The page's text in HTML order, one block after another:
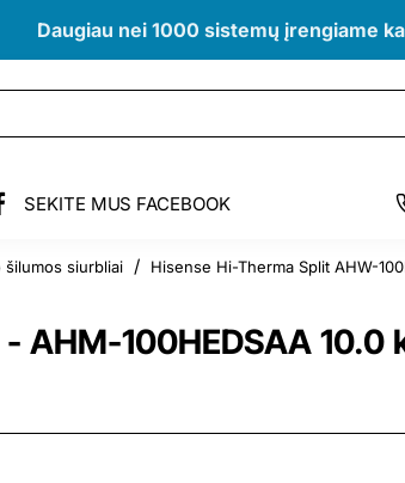
Daugiau nei 1000 sistemų įrengiame
SEKITE MUS FACEBOOK
AHM-100HEDSAA
šilumos siurbliai Hisense Hi-Therma Split AHW-